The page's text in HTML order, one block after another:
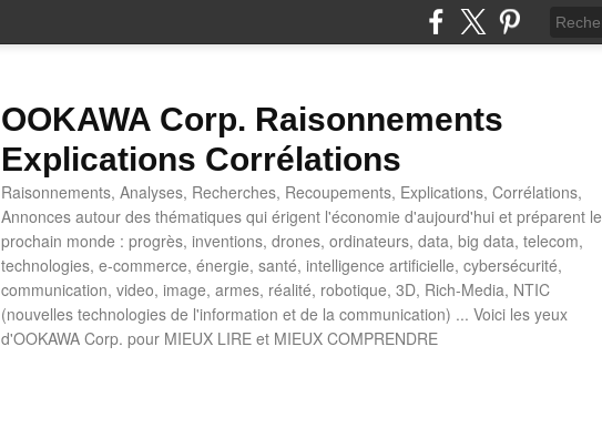
OOKAWA Corp. Raisonnements
Explications Corrélations
Raisonnements, Analyses, Recherches, Recoupements, Explications, Corrélations,
Annonces autour des thématiques qui érigent l'économie d'aujourd'hui et préparent le
prochain monde : progrès, inventions, drones, ordinateurs, data, big data, telecom,
technologies, e-commerce, énergie, santé, intelligence artificielle, cybersécurité,
communication, video, image, armes, réalité, robotique, 3D, Rich-Media, NTIC
(nouvelles technologies de l'information et de la communication) ... Voici les yeux
d'OOKAWA Corp. pour MIEUX LIRE et MIEUX COMPRENDRE